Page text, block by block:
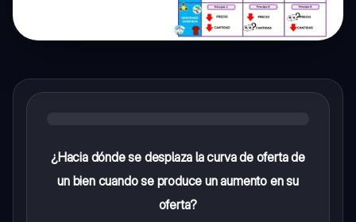
¿Hacia dónde se desplaza la curva de oferta de
un bien cuando se produce un aumento en su
oferta?